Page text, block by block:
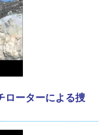
ローターによる捜